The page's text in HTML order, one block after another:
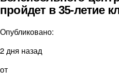
пройдет в 35-летие
Опубликовано:
2 дня назад
от